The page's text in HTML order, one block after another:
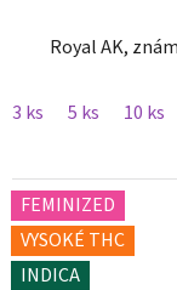
Royal AK,
3 ks
5 ks 10 ks
FEMINIZED
VYSOKÉ THC
INDICA